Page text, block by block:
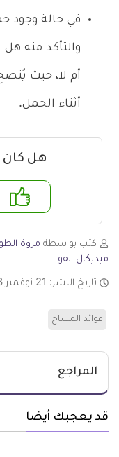
في حالة وجود
والتأكد منه
أم لا، حيث
أثناء الحمل.
هل كان
لا
كتب بواسطة مروة
ميديكال انفو
تاريخ النشر: 21 نوفمبر 2023
فوائد المساج
المراجع
قد يعجبك أيضا